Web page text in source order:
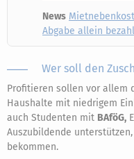
News
Abgabe allein
Wer soll den
Profitieren sollen vor allem
Haushalte mit niedrigem
auch Studenten mit BAföG,
Auszubildende
bekommen.